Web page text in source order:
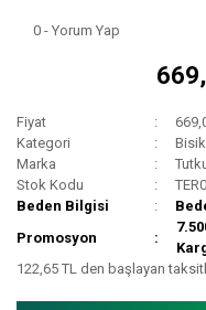
0 - Yorum Yap
Fiyat
Kategori
Marka
Stok Kodu
Beden Bilgisi
Promosyon
122,65 TL den başlayan